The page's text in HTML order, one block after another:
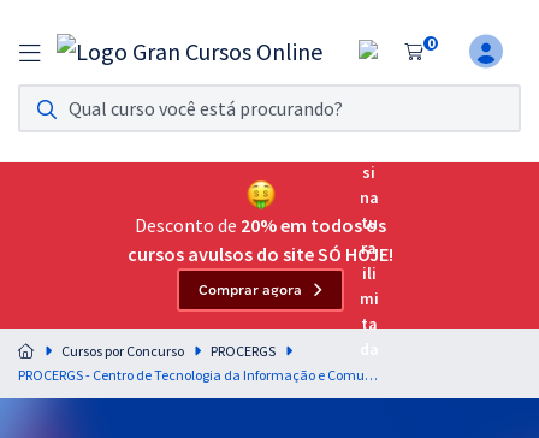
0
Assinatura Ilimitada 11
Acesso a todos os cursos. Teste grátis por 7 dias!
Assinatura OAB Até Passar
Acesso ilimitado a toda preparação para o Exame da
Residências Multiprofissionais
Preparação completa e intensiva para as principais
residências em saúde do Brasil
Desconto de 20% em todos os
cursos avulsos do site SÓ HOJE!
Comprar agora
Cursos por Concurso
PROCERGS
PROCERGS - Centro de Tecnologia da Informação e Comunicação do Estado do Rio Grande do Sul - Conhecimentos Específicos para ANC - Analista em Computação / ênfase em Análise de Sistemas / Gerência de Projetos de TI